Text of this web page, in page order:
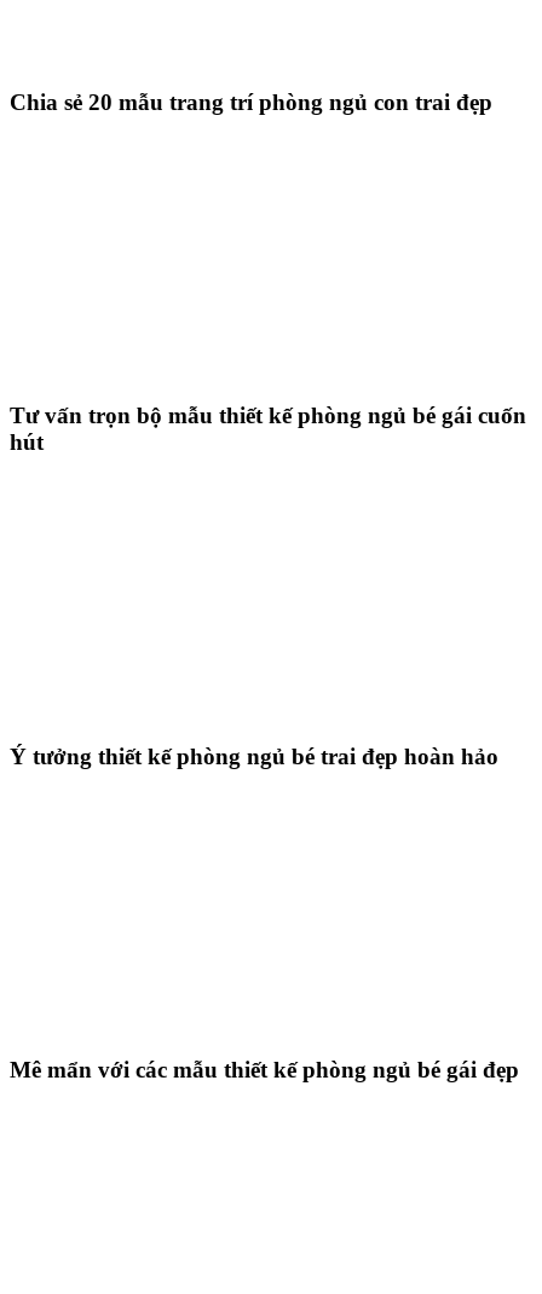
Chia sẻ 20 mẫu trang trí phòng ngủ con trai đẹp
Tư vấn trọn bộ mẫu thiết kế phòng ngủ bé gái cuốn
hút
Ý tưởng thiết kế phòng ngủ bé trai đẹp hoàn hảo
Mê mẩn với các mẫu thiết kế phòng ngủ bé gái đẹp